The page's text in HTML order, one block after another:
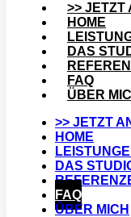
>> JETZT
HOME
DAS
FAQ
ÜBER
>> JETZT
HOME
DAS
FAQ
ÜBER MICH